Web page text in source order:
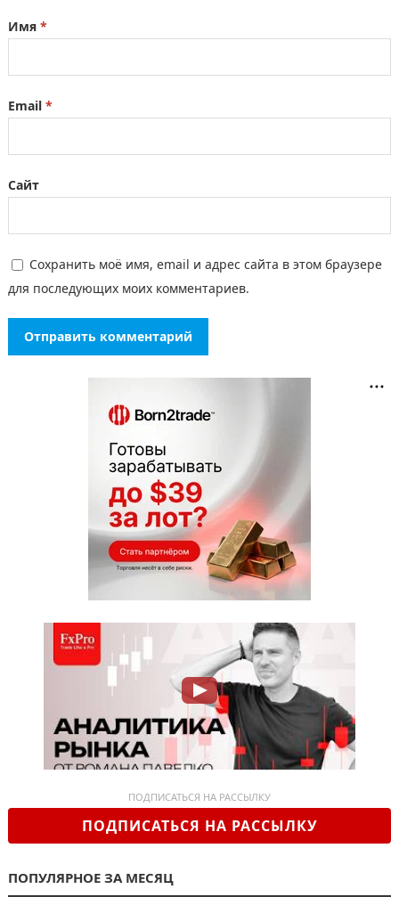
Имя *
Email *
Сайт
Сохранить моё имя, email и адрес сайта в этом браузере
для последующих моих комментариев.
ПОДПИСАТЬСЯ НА РАССЫЛКУ
ПОДПИСАТЬСЯ НА РАССЫЛКУ
ПОПУЛЯРНОЕ ЗА МЕСЯЦ